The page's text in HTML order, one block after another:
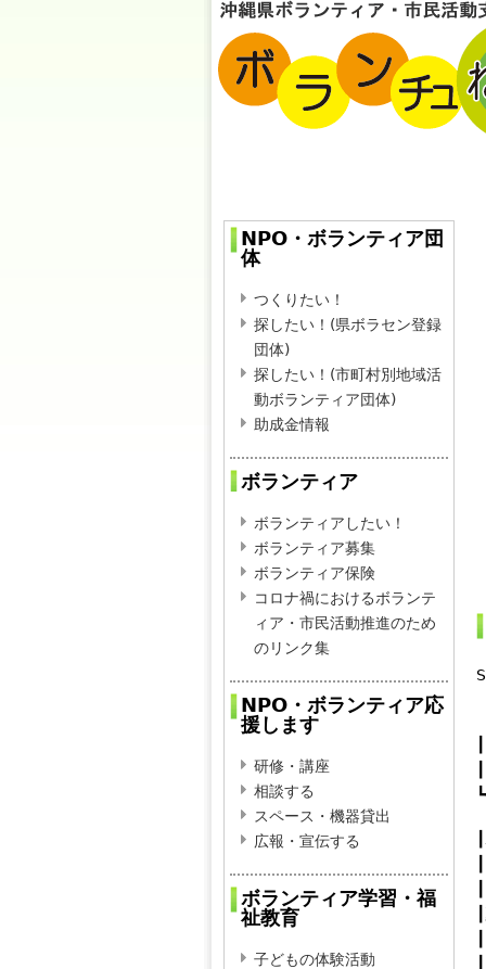
NPO・ボランティア団
体
つくりたい！
探したい！(県ボラセン登録
団体)
探したい！(市町村別地域活
動ボランティア団体)
助成金情報
ボランティア
ボランティアしたい！
ボランティア募集
ボランティア保険
コロナ禍におけるボランテ
ィア・市民活動推進のため
のリンク集
NPO・ボランティア応
援します
研修・講座
相談する
スペース・機器貸出
広報・宣伝する
ボランティア学習・福
祉教育
子どもの体験活動